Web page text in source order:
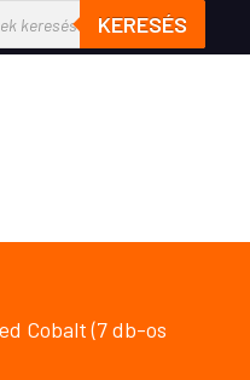
KERESÉS
Cobalt (7 db-os